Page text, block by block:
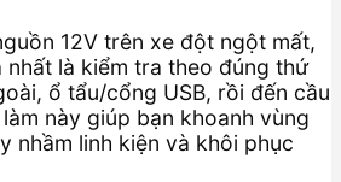
12V trên xe đột ngột mất,
nhất là kiểm tra theo đúng thứ
ổ tẩu/cổng USB, rồi đến cầu
này giúp bạn khoanh vùng
nhầm linh kiện và khôi phục